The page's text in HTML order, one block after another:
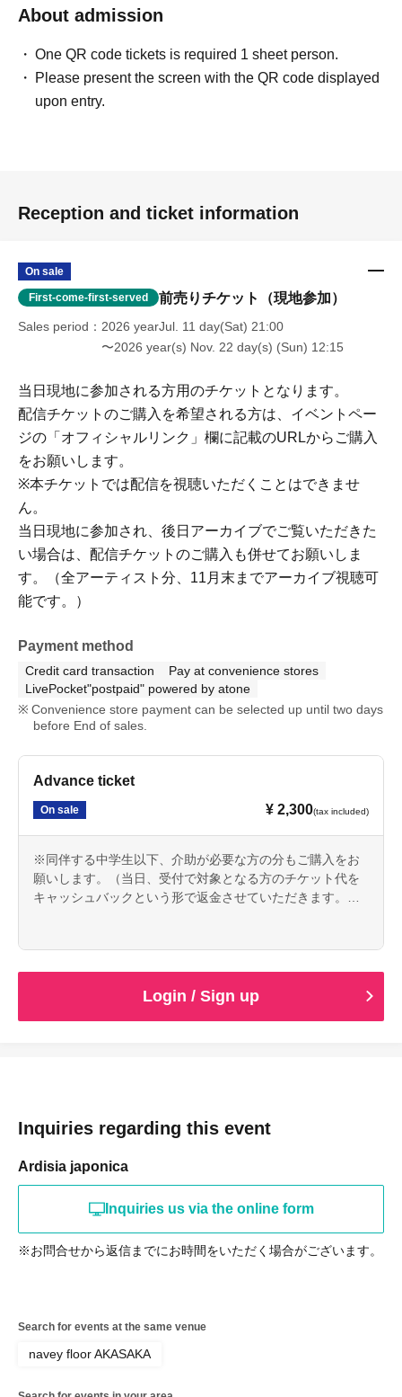
About admission
One QR code tickets is required 1 sheet person.
Please present the screen with the QR code displayed
upon entry.
Reception and ticket information
On sale
First-come-first-served 前売りチケット（現地参加）
Sales period
2026 yearJul. 11 day(Sat) 21:00
〜2026 year(s) Nov. 22 day(s) (Sun) 12:15
当日現地に参加される方用のチケットとなります。
配信チケットのご購入を希望される方は、イベントペー
ジの「オフィシャルリンク」欄に記載のURLからご購入
をお願いします。
※本チケットでは配信を視聴いただくことはできませ
ん。
当日現地に参加され、後日アーカイブでご覧いただきた
い場合は、配信チケットのご購入も併せてお願いしま
す。（全アーティスト分、11月末までアーカイブ視聴可
能です。）
Payment method
Credit card transaction
Pay at convenience stores
LivePocket"postpaid" powered by atone
Convenience store payment can be selected up until two days
before End of sales.
Advance ticket
On sale ¥ 2,300(tax included)
※同伴する中学生以下、介助が必要な方の分もご購入をお
願いします。（当日、受付で対象となる方のチケット代を
キャッシュバックという形で返金させていただきます。な
Login / Sign up
Inquiries regarding this event
Ardisia japonica
Inquiries us via the online form
※お問合せから返信までにお時間をいただく場合がございます。
Search for events at the same venue
navey floor AKASAKA